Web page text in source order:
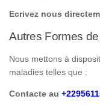
Ecrivez nous
Autres Formes
Nous mettons à
maladies telles que :
Contacte au